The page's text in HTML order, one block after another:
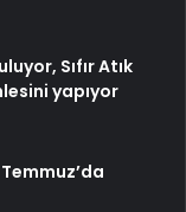
Sıfır Atık
yapıyor